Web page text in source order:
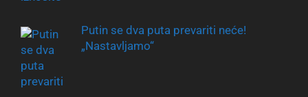
Putin se dva puta prevariti neće!
„Nastavljamo“